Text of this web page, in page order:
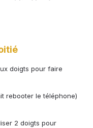
doigts pour faire
rebooter le téléphone)
2 doigts pour